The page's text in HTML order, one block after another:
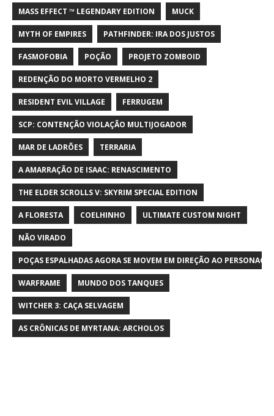
MASS EFFECT ™ LEGENDARY EDITION MUCK
MYTH OF EMPIRES PATHFINDER: IRA DOS JUSTOS
FASMOFOBIA POÇÃO PROJETO ZOMBOID
REDENÇÃO DO MORTO VERMELHO 2
RESIDENT EVIL VILLAGE FERRUGEM
SCP: CONTENÇÃO VIOLAÇÃO MULTIJOGADOR
MAR DE LADRÕES TERRARIA
A AMARRAÇÃO DE ISAAC: RENASCIMENTO
THE ELDER SCROLLS V: SKYRIM SPECIAL EDITION
A FLORESTA COELHINHO ULTIMATE CUSTOM NIGHT
NÃO VIRADO
POÇAS ESPALHADAS AGORA SE MOVEM EM DIREÇÃO AO
WARFRAME MUNDO DOS TANQUES
WITCHER 3: CAÇA SELVAGEM
AS CRÔNICAS DE MYRTANA: ARCHOLOS